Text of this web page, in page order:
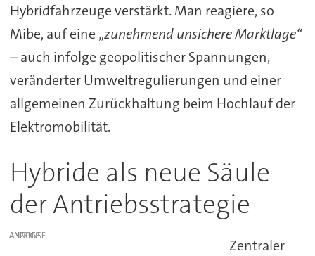
Hybridfahrzeuge verstärkt. Man reagiere, so
Mibe, auf eine „zunehmend unsichere Marktlage“
– auch infolge geopolitischer Spannungen,
veränderter Umweltregulierungen und einer
allgemeinen Zurückhaltung beim Hochlauf der
Elektromobilität.
Hybride als neue Säule
der Antriebsstrategie
ANZEIGE
Zentraler